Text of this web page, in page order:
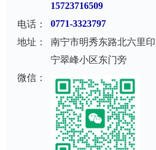
15723716509
电话： 0771-3323797
地址：
南宁市明秀东路北六里
宁翠峰小区东门旁
微信：